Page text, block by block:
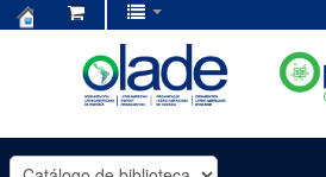
OLADE